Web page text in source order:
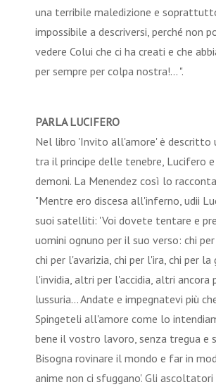
una terribile maledizione e
impossibile a descriversi, perché non
vedere Colui che ci ha creati e che
per sempre per colpa nostra!... ".
PARLA LUCIFERO
Nel libro 'Invito all'amore' è descritto
tra il principe delle tenebre, Lucifero
demoni. La Menendez così lo
"Mentre ero discesa all'inferno, udii
suoi satelliti: 'Voi dovete tentare e
uomini ognuno per il suo verso: chi per
chi per l'avarizia, chi per l'ira, chi per la
l'invidia, altri per l'accidia, altri ancora
lussuria... Andate e impegnatevi più
Spingeteli all'amore come lo
bene il vostro lavoro, senza tregua e
Bisogna rovinare il mondo e far in
anime non ci sfuggano'. Gli ascoltatori